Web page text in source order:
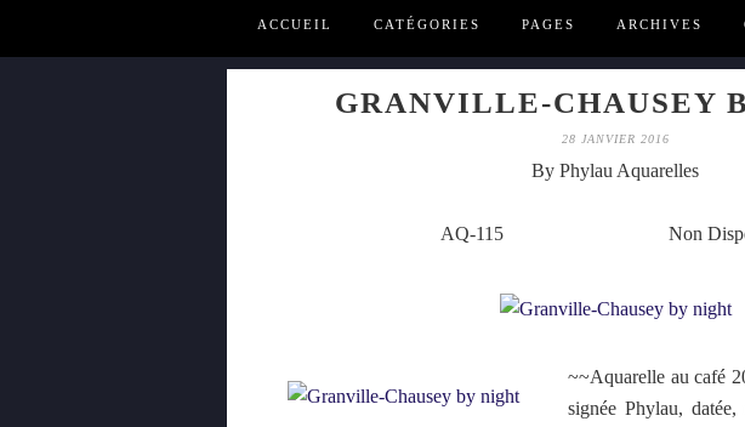
ACCUEIL CATÉGORIES PAGES ARCHIVES
GRANVILLE-CHAUSEY
28 JANVIER 2016
By Phylau Aquarelles
AQ-115 Non
~~Aquarelle au café
signée Phylau,